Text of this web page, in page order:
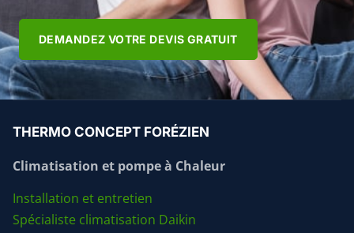
DEMANDEZ VOTRE DEVIS GRATUIT
THERMO CONCEPT FORÉZIEN
Climatisation et pompe à Chaleur
Installation et entretien
Spécialiste climatisation Daikin